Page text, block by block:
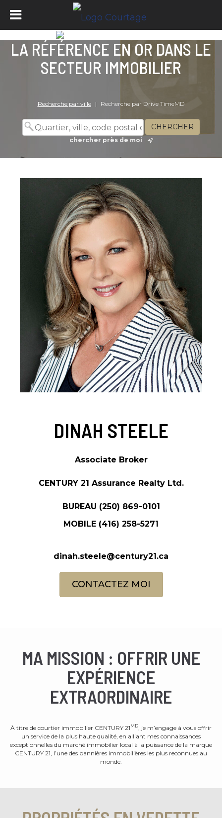
LA RÉFÉRENCE EN OR DANS LE
SECTEUR IMMOBILIER
Recherche par ville | Recherche par Drive TimeMD
chercher près de moi
DINAH STEELE
Associate Broker
CENTURY 21 Assurance Realty Ltd.
BUREAU (250) 869-0101
MOBILE (416) 258-5271
dinah.steele@century21.ca
CONTACTEZ MOI
MA MISSION : OFFRIR UNE
EXPÉRIENCE
EXTRAORDINAIRE
À titre de courtier immobilier CENTURY 21MD
, je m’engage à vous offrir
un service de la plus haute qualité, en alliant mes connaissances
exceptionnelles du marché immobilier local à la puissance de la marque
CENTURY 21, l’une des bannières immobilières les plus reconnues au
monde.